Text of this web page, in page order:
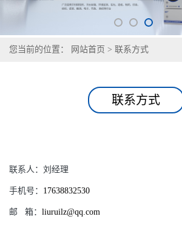
您当前的位置： 网站首页 > 联系方式
联系方式
联系人： 刘经理
手机号： 17638832530
邮 箱： liuruilz@qq.com